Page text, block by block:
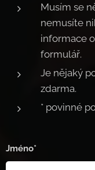
Musím se
nemusíte
informace
formulář.
Je nějaký
zdarma.
* povinné
Jméno*